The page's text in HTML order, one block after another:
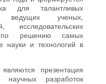
для талантливых
ведущих ученых,
исследовательских
по решению самых
науки и технологий в
презентация
разработок